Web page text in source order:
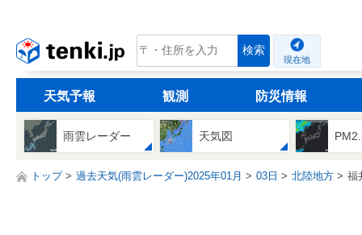
tenki.jp 検索
現在地
天気予報 観測 防災情報
雨雲レーダー 天気図
トップ 過去天気(雨雲レーダー)2025年01月 03日 北陸地方 福